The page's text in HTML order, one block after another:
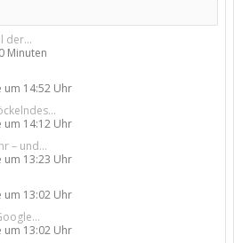
der...
Minuten
um 14:52 Uhr
um 14:12 Uhr
– und...
um 13:23 Uhr
um 13:02 Uhr
um 13:02 Uhr